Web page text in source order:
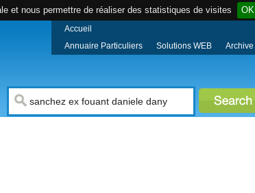
et nous permettre de réaliser des statistiques de visites OK
Accueil
Annuaire Particuliers
Solutions WEB Archive